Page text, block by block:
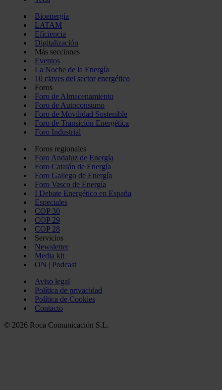
Bioenergía
LATAM
Eficiencia
Digitalización
Más secciones
Eventos
La Noche de la Energía
10 claves del sector energético
Foros
Foro de Almacenamiento
Foro de Autoconsumo
Foro de Movilidad Sostenible
Foro de Transición Energética
Foro Industrial
Foros regionales
Foro Andaluz de Energía
Foro Catalán de Energía
Foro Gallego de Energía
Foro Vasco de Energía
I Debate Energético en España
Especiales
COP 30
COP 29
COP 28
Servicios
Newsletter
Media kit
ON | Podcast
Aviso legal
Política de privacidad
Política de Cookies
Contacto
© 2026 Roca Comunicación S.L.